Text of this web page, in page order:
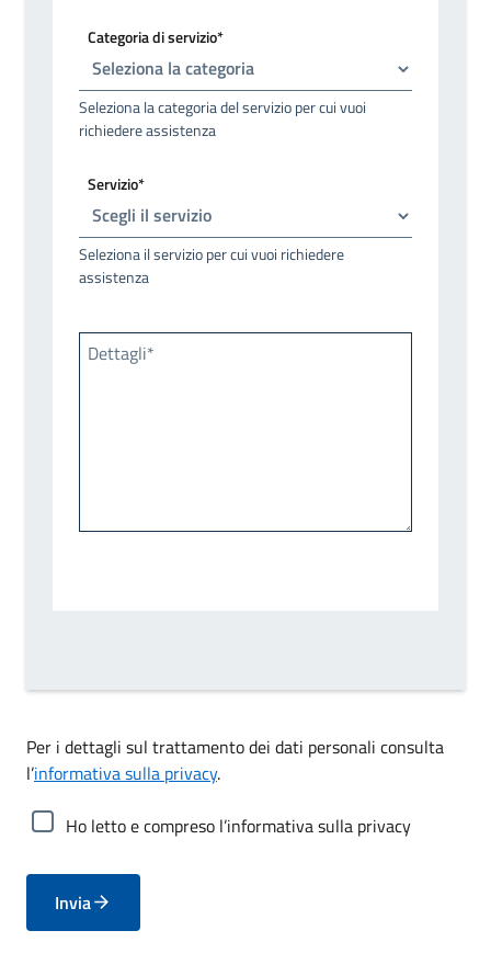
Categoria di servizio*
Seleziona la categoria del servizio per cui vuoi
richiedere assistenza
Servizio*
Seleziona il servizio per cui vuoi richiedere
assistenza
Dettagli*
Per i dettagli sul trattamento dei dati personali consulta
l’informativa sulla privacy.
Ho letto e compreso l’informativa sulla privacy
Invia